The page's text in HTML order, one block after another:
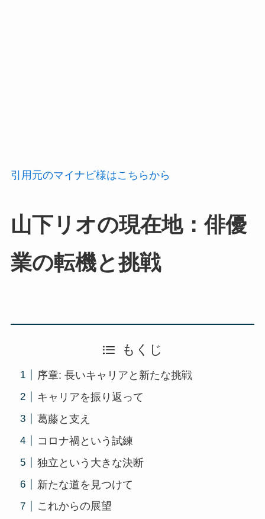
引用元のマイナビ様はこちらから
山下リオの現在地：俳優
業の転機と挑戦
もくじ
序章: 長いキャリアと新たな挑戦
キャリアを振り返って
葛藤と支え
コロナ禍という試練
独立という大きな決断
新たな道を見つけて
これからの展望